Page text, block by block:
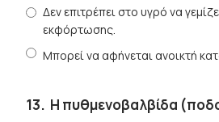
Δεν επιτρέπει στο υγρό να
εκφόρτωσης.
Μπορεί να αφήνεται ανοικτή
13. Η πυθμενοβαλβίδα